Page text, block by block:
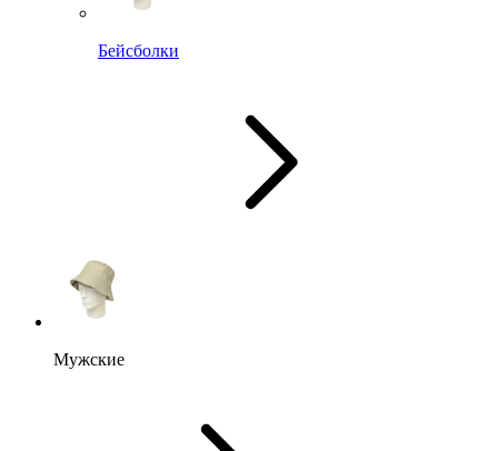
Бейсболки
Мужские